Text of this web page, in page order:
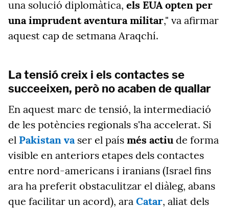
una solució diplomàtica, els EUA opten per
una imprudent aventura militar," va afirmar
aquest cap de setmana Araqchí.
La tensió creix i els contactes se
succeeixen, però no acaben de quallar
En aquest marc de tensió, la intermediació
de les potències regionals s'ha accelerat. Si
el Pakistan vaser el país més actiu de forma
visible en anteriors etapes dels contactes
entre nord-americans i iranians (Israel fins
ara ha preferit obstaculitzar el diàleg, abans
que facilitar un acord), ara Catar, aliat dels